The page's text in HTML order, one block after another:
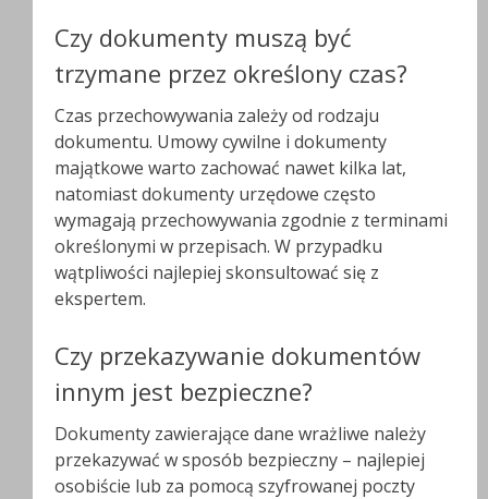
Czy dokumenty muszą być
trzymane przez określony czas?
Czas przechowywania zależy od rodzaju
dokumentu. Umowy cywilne i dokumenty
majątkowe warto zachować nawet kilka lat,
natomiast dokumenty urzędowe często
wymagają przechowywania zgodnie z terminami
określonymi w przepisach. W przypadku
wątpliwości najlepiej skonsultować się z
ekspertem.
Czy przekazywanie dokumentów
innym jest bezpieczne?
Dokumenty zawierające dane wrażliwe należy
przekazywać w sposób bezpieczny – najlepiej
osobiście lub za pomocą szyfrowanej poczty